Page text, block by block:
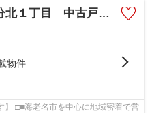
古戸建て 【仲介手数料無料】
物件
】 □■海老名市を中心に地域密着で営